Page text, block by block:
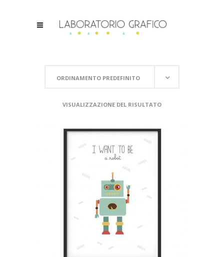
ORDINAMENTO PREDEFINITO
VISUALIZZAZIONE DEL RISULTATO
SCEGLI